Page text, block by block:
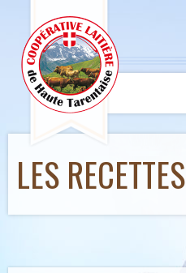
LES RECETTES